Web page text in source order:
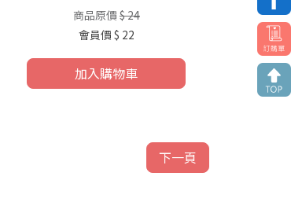
商品原價 $ 24
會員價 $ 22
加入購物車
下一頁